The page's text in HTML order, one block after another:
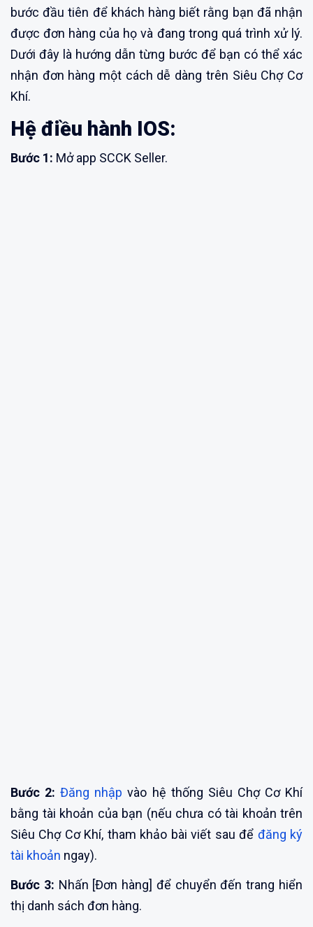
bước đầu tiên để khách hàng biết rằng bạn đã nhận
được đơn hàng của họ và đang trong quá trình xử lý.
Dưới đây là hướng dẫn từng bước để bạn có thể xác
nhận đơn hàng một cách dễ dàng trên Siêu Chợ Cơ
Khí.
Hệ điều hành IOS:
Bước 1: Mở app SCCK Seller.
Bước 2: Đăng nhập vào hệ thống Siêu Chợ Cơ Khí
bằng tài khoản của bạn (nếu chưa có tài khoản trên
Siêu Chợ Cơ Khí, tham khảo bài viết sau để đăng ký
tài khoản ngay).
Bước 3: Nhấn [Đơn hàng] để chuyển đến trang hiển
thị danh sách đơn hàng.